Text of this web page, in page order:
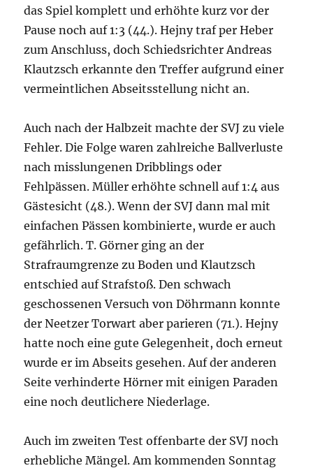
das Spiel komplett und erhöhte kurz vor der
Pause noch auf 1:3 (44.). Hejny traf per Heber
zum Anschluss, doch Schiedsrichter Andreas
Klautzsch erkannte den Treffer aufgrund einer
vermeintlichen Abseitsstellung nicht an.
Auch nach der Halbzeit machte der SVJ zu viele
Fehler. Die Folge waren zahlreiche Ballverluste
nach misslungenen Dribblings oder
Fehlpässen. Müller erhöhte schnell auf 1:4 aus
Gästesicht (48.). Wenn der SVJ dann mal mit
einfachen Pässen kombinierte, wurde er auch
gefährlich. T. Görner ging an der
Strafraumgrenze zu Boden und Klautzsch
entschied auf Strafstoß. Den schwach
geschossenen Versuch von Döhrmann konnte
der Neetzer Torwart aber parieren (71.). Hejny
hatte noch eine gute Gelegenheit, doch erneut
wurde er im Abseits gesehen. Auf der anderen
Seite verhinderte Hörner mit einigen Paraden
eine noch deutlichere Niederlage.
Auch im zweiten Test offenbarte der SVJ noch
erhebliche Mängel. Am kommenden Sonntag